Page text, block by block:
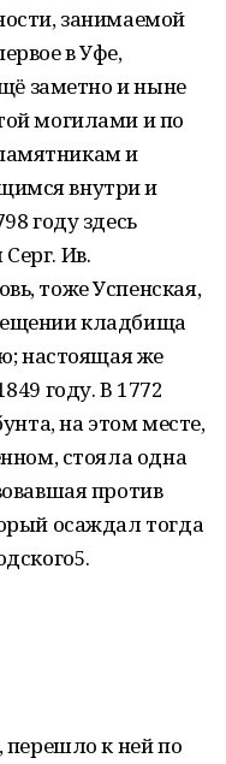
занимаемой
в Уфе,
заметно и ныне
могилами и по
и
внутри и
году здесь
Ив.
тоже Успенская,
кладбища
настоящая же
году. В 1772
на этом месте,
стояла одна
против
осаждал тогда
перешло к ней по